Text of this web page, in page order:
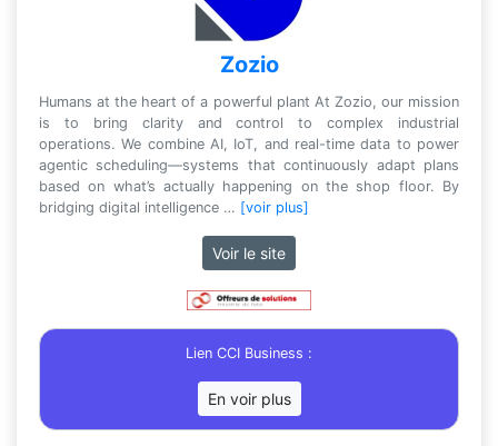
Zozio
Humans at the heart of a powerful plant At Zozio, our mission
is to bring clarity and control to complex industrial
operations. We combine AI, IoT, and real-time data to power
agentic scheduling—systems that continuously adapt plans
based on what’s actually happening on the shop floor. By
bridging digital intelligence … [voir plus]
Voir le site
Lien CCI Business :
En voir plus